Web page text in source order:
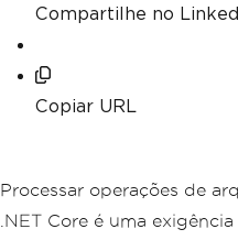
Compartilhe no
Copiar URL
Processar operações de
.NET Core é uma